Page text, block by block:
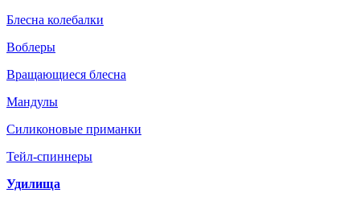
Блесна колебалки
Воблеры
Вращающиеся блесна
Мандулы
Силиконовые приманки
Тейл-спиннеры
Удилища